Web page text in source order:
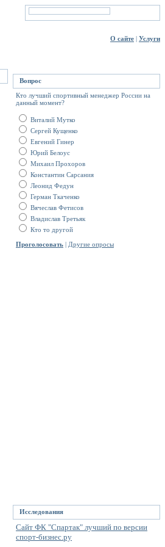
О сайте | Услуги
Вопрос
Кто лучший спортивный менеджер России на
данный момент?
Виталий Мутко
Сергей Кущенко
Евгений Гинер
Юрий Белоус
Михаил Прохоров
Константин Сарсания
Леонид Федун
Герман Ткаченко
Вячеслав Фетисов
Владислав Третьяк
Кто то другой
Проголосовать | Другие опросы
Исследования
Сайт ФК "Спартак" лучший по версии
спорт-бизнес.ру